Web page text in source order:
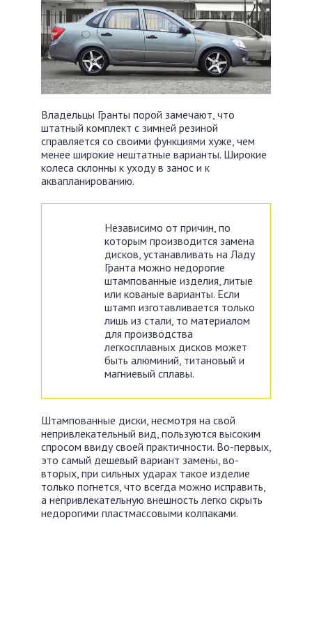
Владельцы Гранты порой замечают, что
штатный комплект с зимней резиной
справляется со своими функциями хуже, чем
менее широкие нештатные варианты. Широкие
колеса склонны к уходу в занос и к
аквапланированию.
Независимо от причин, по
которым производится замена
дисков, устанавливать на Ладу
Гранта можно недорогие
штампованные изделия, литые
или кованые варианты. Если
штамп изготавливается только
лишь из стали, то материалом
для производства
легкосплавных дисков может
быть алюминий, титановый и
магниевый сплавы.
Штампованные диски, несмотря на свой
непривлекательный вид, пользуются высоким
спросом ввиду своей практичности. Во-первых,
это самый дешевый вариант замены, во-
вторых, при сильных ударах такое изделие
только погнется, что всегда можно исправить,
а непривлекательную внешность легко скрыть
недорогими пластмассовыми колпаками.